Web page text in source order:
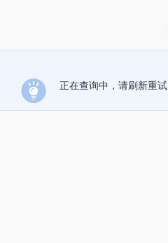
正在查询中，请刷新重试